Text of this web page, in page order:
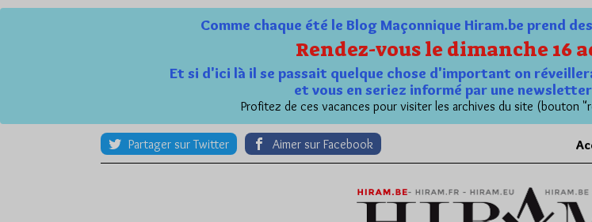
Comme chaque été le Blog Maçonnique Hiram.be prend
Rendez-vous le dimanche 16
Et si d'ici là il se passait quelque chose d'important on
et vous en seriez informé par une
Profitez de ces vacances pour visiter les archives du site (bouton
Partager sur Twitter Aimer sur Facebook